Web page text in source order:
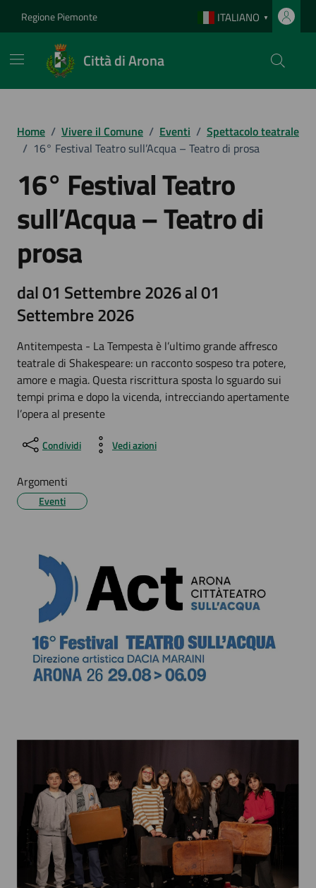
Regione Piemonte ITALIANO ▼
Città di Arona
Home / Vivere il Comune / Eventi / Spettacolo teatrale
/ 16° Festival Teatro sull’Acqua – Teatro di prosa
16° Festival Teatro
sull’Acqua – Teatro di
prosa
dal 01 Settembre 2026 al 01
Settembre 2026
Antitempesta - La Tempesta è l’ultimo grande affresco
teatrale di Shakespeare: un racconto sospeso tra potere,
amore e magia. Questa riscrittura sposta lo sguardo sui
tempi prima e dopo la vicenda, intrecciando apertamente
l’opera al presente
Condividi Vedi azioni
Argomenti
Eventi